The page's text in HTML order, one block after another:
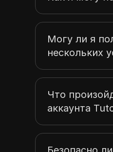
Могу ли я
нескольких
Что
аккаунта